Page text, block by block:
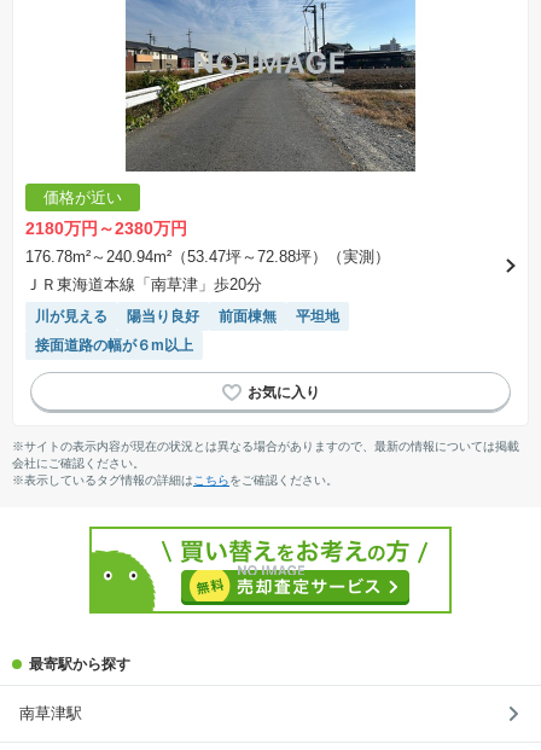
価格が近い
2180万円～2380万円
176.78m²～240.94m²（53.47坪～72.88坪）（実測）
ＪＲ東海道本線「南草津」歩20分
川が見える 陽当り良好 前面棟無
平坦地
接面道路の幅が６m以上
※サイトの表示内容が現在の状況とは異なる場合がありますので、最新の情報については掲載
会社にご確認ください。
※表示しているタグ情報の詳細は こちらをご確認ください。
最寄駅から探す
南草津駅